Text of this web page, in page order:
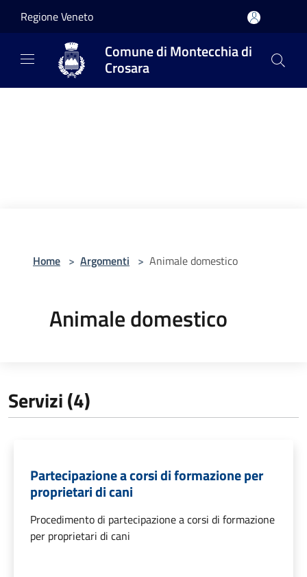
Regione Veneto
Comune di Montecchia di
Crosara
Home > Argomenti > Animale domestico
Animale domestico
Servizi (4)
Partecipazione a corsi di formazione per
proprietari di cani
Procedimento di partecipazione a corsi di formazione
per proprietari di cani